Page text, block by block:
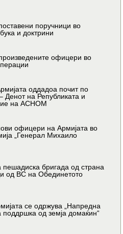
поручници во
и доктрини
офицери во
оддадоа почит по
Денот на Републиката и
на АСНОМ
офицери на Армијата во
„Генерал Михаило
бригада од страна
од ВС на Обединетото
се одржува „Напредна
поддршка од земја домаќин“